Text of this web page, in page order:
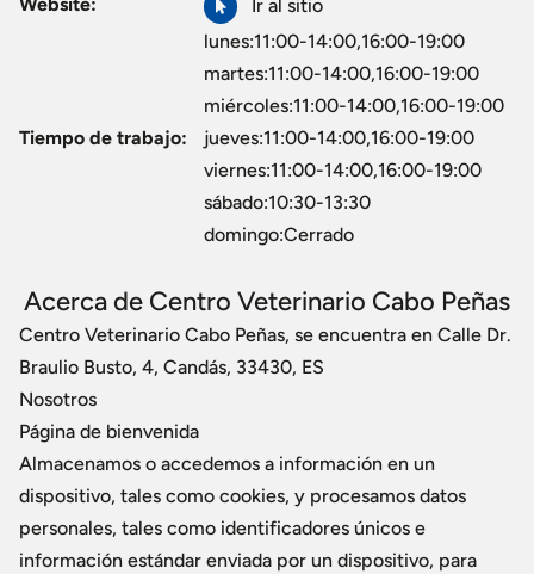
Website:
Ir al sitio
Tiempo de trabajo:
lunes:11:00-14:00,16:00-19:00
martes:11:00-14:00,16:00-19:00
miércoles:11:00-14:00,16:00-19:00
jueves:11:00-14:00,16:00-19:00
viernes:11:00-14:00,16:00-19:00
sábado:10:30-13:30
domingo:Cerrado
Acerca de Centro Veterinario Cabo Peñas
Centro Veterinario Cabo Peñas, se encuentra en Calle Dr.
Braulio Busto, 4, Candás, 33430, ES
Nosotros
Página de bienvenida
Almacenamos o accedemos a información en un
dispositivo, tales como cookies, y procesamos datos
personales, tales como identificadores únicos e
información estándar enviada por un dispositivo, para